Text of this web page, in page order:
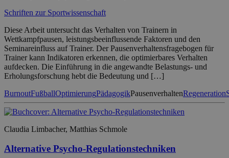
Schriften zur Sportwissenschaft
Diese Arbeit untersucht das Verhalten von Trainern in
Wettkampfpausen, leistungsbeeinflussende Faktoren und den
Seminareinfluss auf Trainer. Der Pausenverhaltensfragebogen für
Trainer kann Indikatoren erkennen, die optimierbares Verhalten
aufdecken. Die Einführung in die angewandte Belastungs- und
Erholungsforschung hebt die Bedeutung und […]
BurnoutFußballOptimierungPädagogikPausenverhaltenRegeneration
Claudia Limbacher, Matthias Schmole
Alternative Psycho-Regulationstechniken